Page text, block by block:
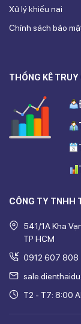
CÔNG TY TNHH
541/1A Kha
TP HCM
0912 607 808
T2 - T7: 8:00
Xử lý khiếu nại
Chính sách bảo
THỐNG KÊ TRUY